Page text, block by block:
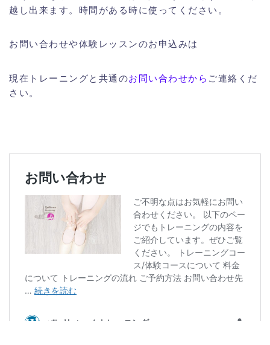
越し出来ます。時間がある時に使ってください。
お問い合わせや体験レッスンのお申込みは
現在トレーニングと共通のお問い合わせから ご連絡くだ
さい。